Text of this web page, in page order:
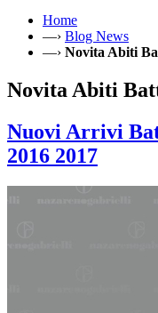
Home
—› Blog News
—› Novita Abiti
Novita Abiti
Nuovi Arrivi
2016 2017